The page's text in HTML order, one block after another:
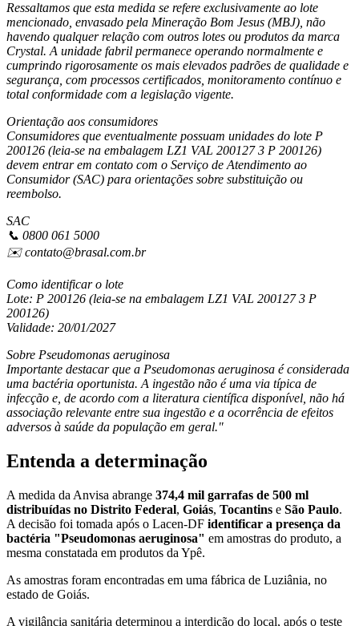
Ressaltamos que esta medida se refere exclusivamente ao lote
mencionado, envasado pela Mineração Bom Jesus (MBJ), não
havendo qualquer relação com outros lotes ou produtos da marca
Crystal. A unidade fabril permanece operando normalmente e
cumprindo rigorosamente os mais elevados padrões de qualidade e
segurança, com processos certificados, monitoramento contínuo e
total conformidade com a legislação vigente.
Orientação aos consumidores
Consumidores que eventualmente possuam unidades do lote P
200126 (leia-se na embalagem LZ1 VAL 200127 3 P 200126)
devem entrar em contato com o Serviço de Atendimento ao
Consumidor (SAC) para orientações sobre substituição ou
reembolso.
SAC
📞 0800 061 5000
✉️ contato@brasal.com.br
Como identificar o lote
Lote: P 200126 (leia-se na embalagem LZ1 VAL 200127 3 P
200126)
Validade: 20/01/2027
Sobre Pseudomonas aeruginosa
Importante destacar que a Pseudomonas aeruginosa é considerada
uma bactéria oportunista. A ingestão não é uma via típica de
infecção e, de acordo com a literatura científica disponível, não há
associação relevante entre sua ingestão e a ocorrência de efeitos
adversos à saúde da população em geral."
Entenda a determinação
A medida da Anvisa abrange 374,4 mil garrafas de 500 ml
distribuídas no Distrito Federal, Goiás, Tocantins e São Paulo.
A decisão foi tomada após o Lacen-DF identificar a presença da
bactéria "Pseudomonas aeruginosa" em amostras do produto, a
mesma constatada em produtos da Ypê.
As amostras foram encontradas em uma fábrica de Luziânia, no
estado de Goiás.
A vigilância sanitária determinou a interdição do local, após o teste